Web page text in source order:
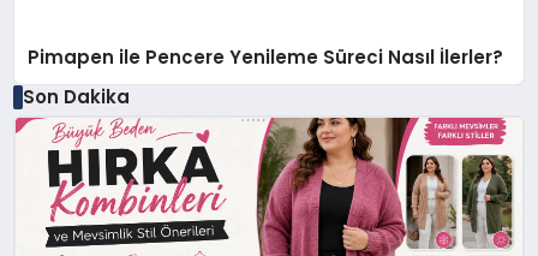
Pimapen ile Pencere Yenileme Süreci Nasıl İlerler?
Son Dakika